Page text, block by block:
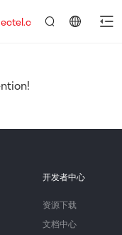
开发者中心
资源下载
文档中心